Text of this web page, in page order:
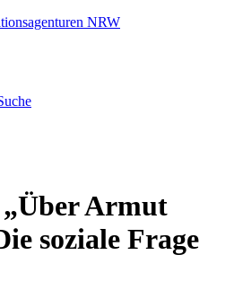
Armut
soziale Frage